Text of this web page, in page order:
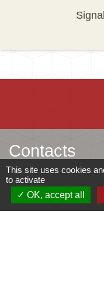
Contacts
Mairie d'Ingersheim
42 rue de la
68040 Ingersheim -
This site uses cookies
to activate
OK, accept all